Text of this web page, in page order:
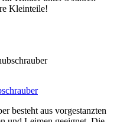
Kleinteile!
besteht aus vorgestanzten